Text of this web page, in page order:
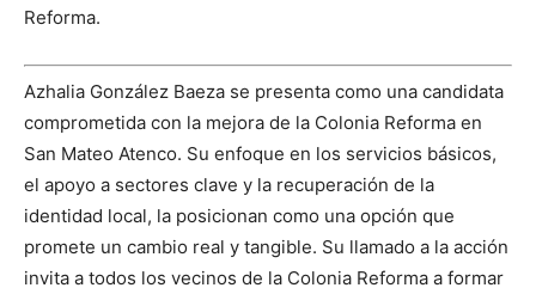
Reforma.
Azhalia González Baeza se presenta como una candidata
comprometida con la mejora de la Colonia Reforma en
San Mateo Atenco. Su enfoque en los servicios básicos,
el apoyo a sectores clave y la recuperación de la
identidad local, la posicionan como una opción que
promete un cambio real y tangible. Su llamado a la acción
invita a todos los vecinos de la Colonia Reforma a formar